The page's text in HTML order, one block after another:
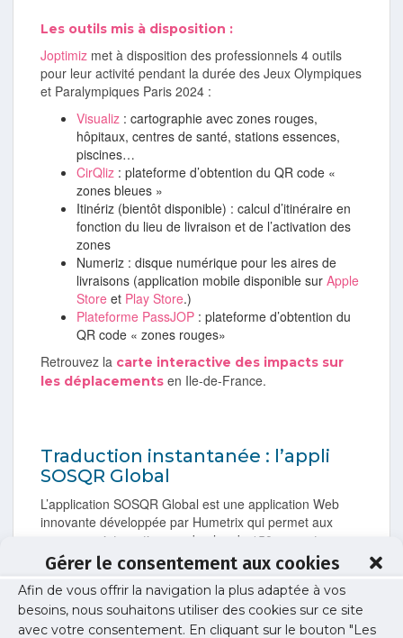
Gérer le consentement aux cookies
Afin de vous offrir la navigation la plus adaptée à vos
besoins, nous souhaitons utiliser des cookies sur ce site
avec votre consentement. En cliquant sur le bouton "Les
Les outils mis à disposition :
Joptimiz met à disposition des professionnels 4 outils
pour leur activité pendant la durée des Jeux Olympiques
et Paralympiques Paris 2024 :
Visualiz : cartographie avec zones rouges,
hôpitaux, centres de santé, stations essences,
piscines…
CirQliz : plateforme d’obtention du QR code «
zones bleues »
Itinériz (bientôt disponible) : calcul d’itinéraire en
fonction du lieu de livraison et de l’activation des
zones
Numeriz : disque numérique pour les aires de
livraisons (application mobile disponible surApple
Store et Play Store.)
Plateforme PassJOP : plateforme d’obtention du
QR code « zones rouges»
Retrouvez la carte interactive des impacts sur
les déplacements en Ile-de-France.
Traduction instantanée : l’appli
SOSQR Global
L’application SOSQR Global est une application Web
innovante développée par Humetrix qui permet aux
voyageurs internationaux de plus de 150 pays et
régions et dans 25 langues de communiquer leurs
informations médicales directement aux soignants
locaux qui parlent une langue différente de la leur et
utilise une terminologie médicale qui est spécifique aux
différents pays.